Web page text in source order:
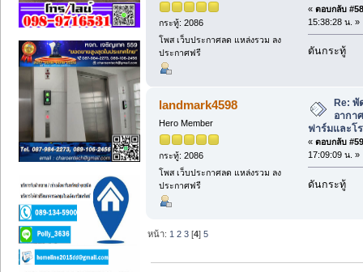
กระทู้: 2086
โพส เว็บประกาศลด แหล่งรวม ลง
ประกาศฟรี
« ตอบกลับ
15:38:28 น. »
ดันกระทู้
landmark4598
Hero Member
กระทู้: 2086
โพส เว็บประกาศลด แหล่งรวม ลง
ประกาศฟรี
Re: พั
อากา
ฟาร์มและโ
« ตอบกลับ
17:09:09 น. »
ดันกระทู้
หน้า: 1 2 3 [4]5